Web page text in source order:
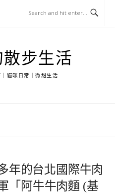
步生活
貓咪日常｜微甜生活
年的台北國際牛肉
「阿牛牛肉麵 (基